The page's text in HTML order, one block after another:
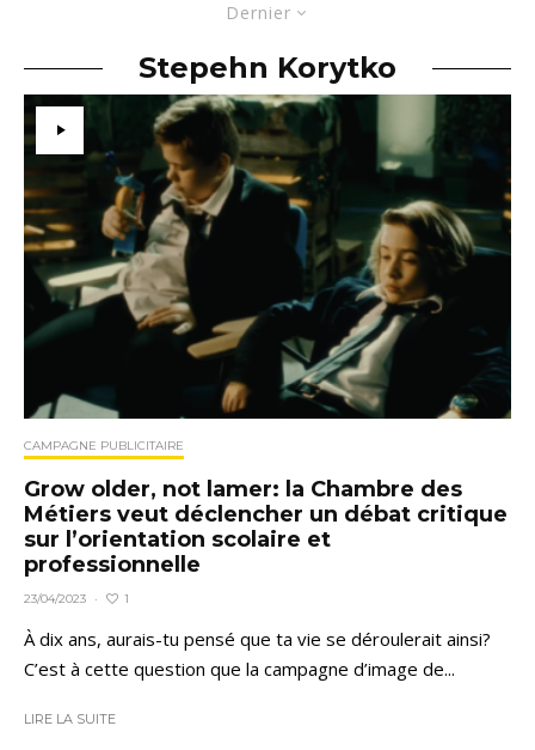
Dernier
Stepehn Korytko
CAMPAGNE PUBLICITAIRE
Grow older, not lamer: la Chambre des
Métiers veut déclencher un débat critique
sur l’orientation scolaire et
professionnelle
23/04/2023 · 1
À dix ans, aurais-tu pensé que ta vie se déroulerait ainsi?
C’est à cette question que la campagne d’image de...
LIRE LA SUITE